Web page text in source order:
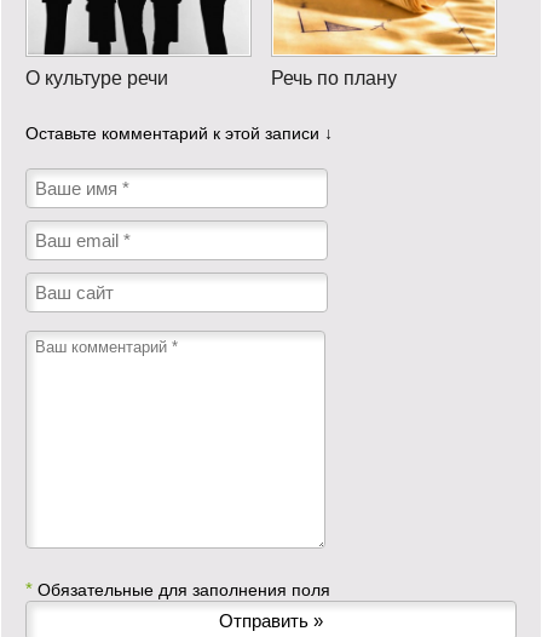
О культуре речи Речь по плану
Оставьте комментарий к этой записи ↓
* Обязательные для заполнения поля